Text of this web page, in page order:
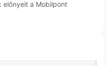
előnyeit a Mobilpont